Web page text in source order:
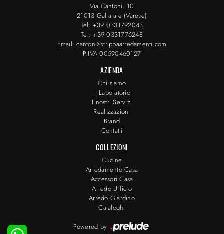
Via Cantoni, 10
21013 Gallarate (Varese)
Tel: +39 0331792043
Tel: +39 0331776248
Email: cantoni@crippaarredamenti.com
P.IVA 00590460127
AZIENDA
Chi siamo
Il Laboratorio
I nostri Servizi
Realizzazioni
Brand
Contatti
COLLEZIONI
Cucine
Arredamento Casa
Accessori Casa
Arredo Ufficio
Arredo Giardino
Cataloghi
Powered by